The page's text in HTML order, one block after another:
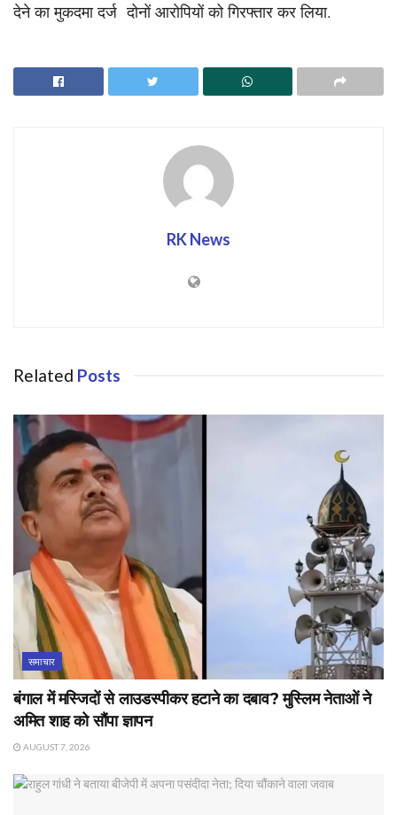
देने का मुकदमा दर्ज दोनों आरोपियों को गिरफ्तार कर लिया.
RK News
Related Posts
समाचार
बंगाल में मस्जिदों से लाउडस्पीकर हटाने का दबाव? मुस्लिम नेताओं ने
अमित शाह को सौंपा ज्ञापन
AUGUST 7, 2026